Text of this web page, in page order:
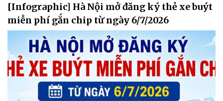
[Infographic] Hà Nội mở đăng ký thẻ xe buýt
miễn phí gắn chip từ ngày 6/7/2026